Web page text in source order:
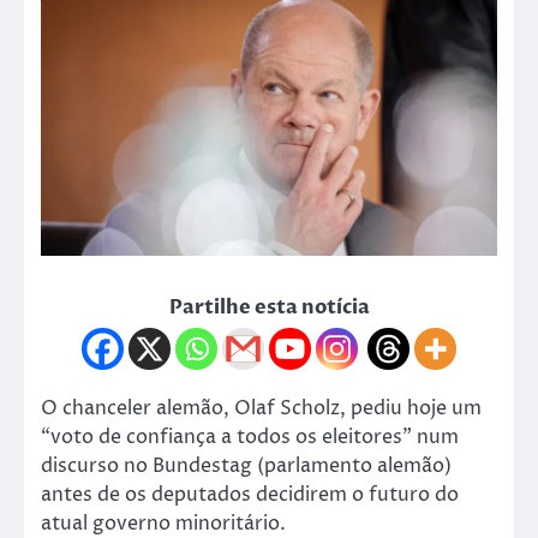
Partilhe esta notícia
O chanceler alemão, Olaf Scholz, pediu hoje um
“voto de confiança a todos os eleitores” num
discurso no Bundestag (parlamento alemão)
antes de os deputados decidirem o futuro do
atual governo minoritário.